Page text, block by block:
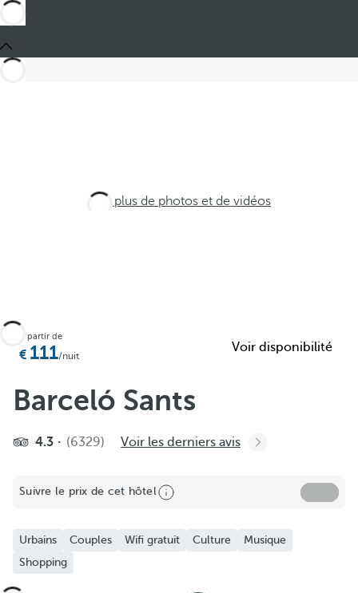
Voir plus de photos et de vidéos
À partir de
111/nuit
Voir disponibilité
Barceló Sants
4.3 (6329) Voir les derniers avis
Suivre le prix de cet hôtel
Urbains Couples Wifi gratuit Culture
Musique
Shopping